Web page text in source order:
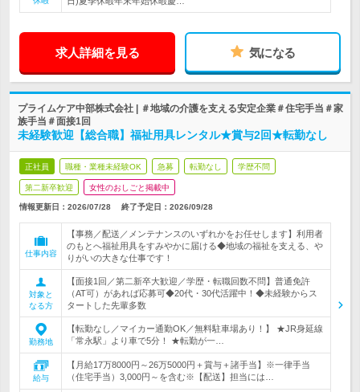
求人詳細を見る 気になる
プライムケア中部株式会社 | ＃地域の介護を支える安定企業＃住宅手当＃家
族手当＃面接1回
未経験歓迎【総合職】福祉用具レンタル★賞与2回★転勤なし
正社員 職種・業種未経験OK 急募 転勤なし 学歴不問
第二新卒歓迎 女性のおしごと掲載中
情報更新日：2026/07/28 終了予定日： 2026/09/28
仕事内容
【事務／配送／メンテナンスのいずれかをお任せします】利用者
のもとへ福祉用具をすみやかに届ける◆地域の福祉を支える、や
りがいの大きな仕事です！
対象と
なる方
【面接1回／第二新卒大歓迎／学歴・転職回数不問】普通免許
（AT可）があれば応募可◆20代・30代活躍中！◆未経験からス
タートした先輩多数
勤務地
【転勤なし／マイカー通勤OK／無料駐車場あり！】 ★JR身延線
「常永駅」より車で5分！ ★転勤が一…
給与
【月給17万8000円～26万5000円＋賞与＋諸手当】※一律手当
（住宅手当）3,000円～を含む※【配送】担当には…